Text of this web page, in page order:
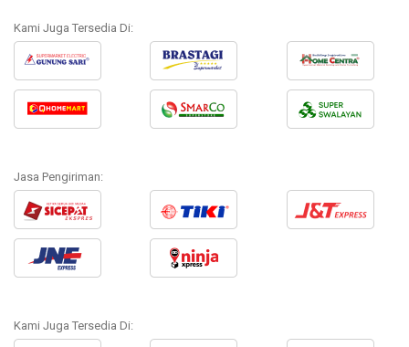
Kami Juga Tersedia Di:
Jasa Pengiriman:
Kami Juga Tersedia Di: